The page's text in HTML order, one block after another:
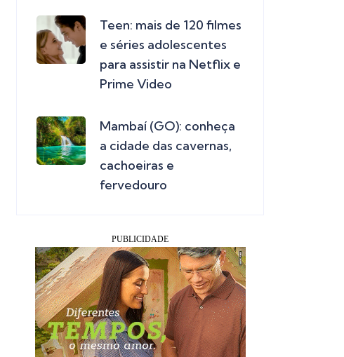
Teen: mais de 120 filmes
e séries adolescentes
para assistir na Netflix e
Prime Video
Mambaí (GO): conheça
a cidade das cavernas,
cachoeiras e
fervedouro